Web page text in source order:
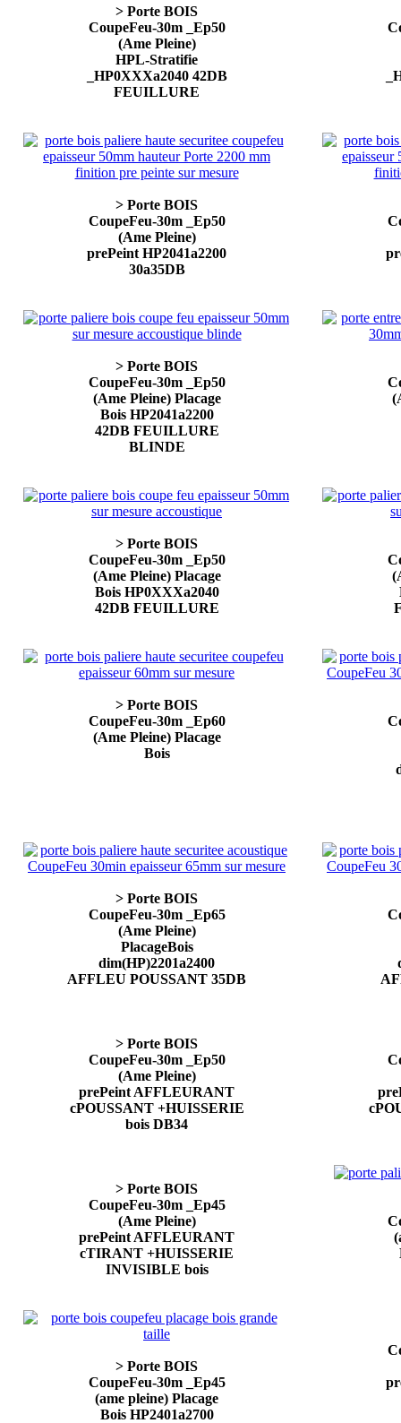
> Porte BOIS
CoupeFeu-30m _Ep50
(Ame Pleine)
HPL-Stratifie
_HP0XXXa2040 42DB
FEUILLURE
> Porte BOIS
CoupeFeu-30m _Ep50
(Ame Pleine)
prePeint HP2041a2200
30a35DB
> Porte BOIS
CoupeFeu-30m _Ep50
(Ame Pleine) Placage
Bois HP2041a2200
42DB FEUILLURE
BLINDE
> Porte BOIS
CoupeFeu-30m _Ep50
(Ame Pleine) Placage
Bois HP0XXXa2040
42DB FEUILLURE
> Porte BOIS
CoupeFeu-30m _Ep60
(Ame Pleine) Placage
Bois
> Porte BOIS
CoupeFeu-30m _Ep65
(Ame Pleine)
PlacageBois
dim(HP)2201a2400
AFFLEU POUSSANT 35DB
> Porte BOIS
CoupeFeu-30m _Ep50
(Ame Pleine)
prePeint AFFLEURANT
cPOUSSANT +HUISSERIE
bois DB34
> Porte BOIS
CoupeFeu-30m _Ep45
(Ame Pleine)
prePeint AFFLEURANT
cTIRANT +HUISSERIE
INVISIBLE bois
> Porte BOIS
CoupeFeu-30m _Ep45
(ame pleine) Placage
Bois HP2401a2700